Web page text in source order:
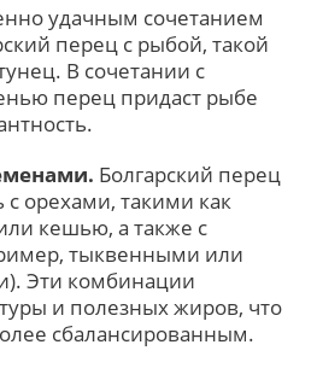
удачным сочетанием
перец с рыбой, такой
В сочетании с
перец придаст рыбе
Болгарский перец
с орехами, такими как
кешью, а также с
тыквенными или
Эти комбинации
и полезных жиров, что
сбалансированным.